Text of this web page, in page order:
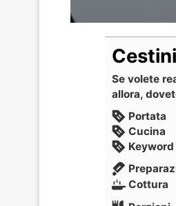
Se volete
allora,
Portata
Cucina
Keyword
Cottura